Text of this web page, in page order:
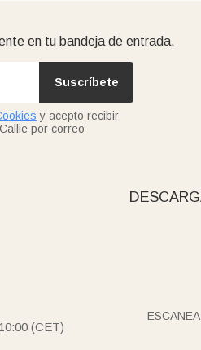
en tu bandeja de entrada.
Suscríbete
y acepto recibir
por correo
(CET)